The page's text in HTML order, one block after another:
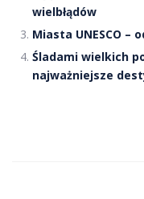
wielbłądów
Miasta UNESCO
Śladami wielkich
najważniejsze